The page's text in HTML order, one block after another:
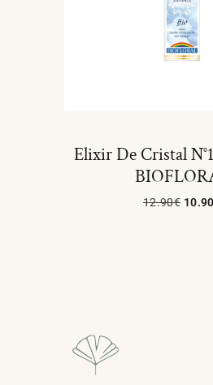
Elixir De Cristal
12.90€ 10.90